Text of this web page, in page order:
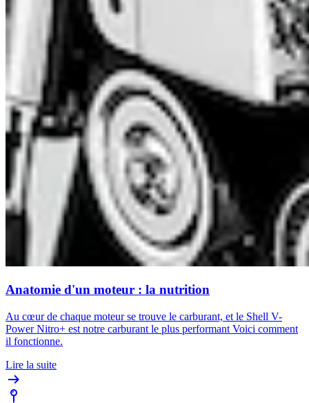
Anatomie d'un moteur : la nutrition
Au cœur de chaque moteur se trouve le carburant, et le Shell V-
Power Nitro+ est notre carburant le plus performant Voici comment
il fonctionne.
Lire la suite